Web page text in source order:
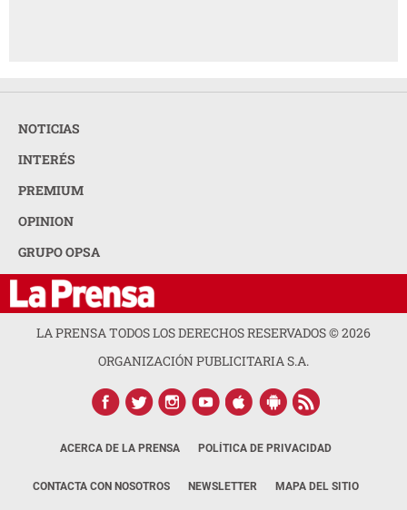
NOTICIAS
INTERÉS
PREMIUM
OPINION
GRUPO OPSA
LA PRENSA TODOS LOS DERECHOS RESERVADOS ©2026
ORGANIZACIÓN PUBLICITARIA S.A.
ACERCA DE LA PRENSA POLÍTICA DE PRIVACIDAD
CONTACTA CON NOSOTROS NEWSLETTER MAPA DEL SITIO